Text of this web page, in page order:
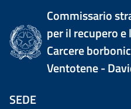
Commissario
per il recupero e
Carcere
Ventotene -
SEDE